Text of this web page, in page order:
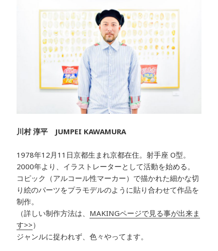
川村 淳平 JUMPEI KAWAMURA
1978年12月11日京都生まれ京都在住。射手座 O型。
2000年より、イラストレーターとして活動を始める。
コピック（アルコール性マーカー）で描かれた細かな切
り絵のパーツをプラモデルのように貼り合わせて作品を
制作。
（詳しい制作方法は、 MAKINGページで見る事が出来ま
す>>）
ジャンルに捉われず、色々やってます。